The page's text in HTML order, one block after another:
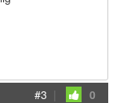
#3 | 0